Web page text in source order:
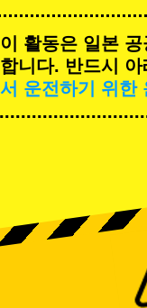
이 활동은 일본
합니다. 반드시
서 운전하기 위한